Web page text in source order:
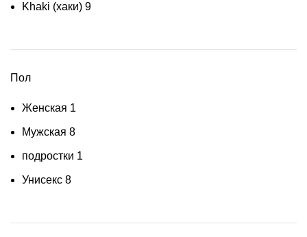
Khaki (хаки) 9
Пол
Женская 1
Мужская 8
подростки 1
Унисекс 8